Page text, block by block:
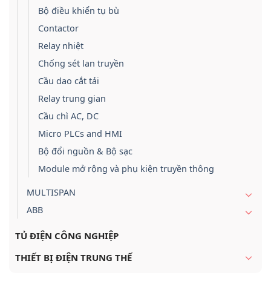
Bộ điều khiển tụ bù
Contactor
Relay nhiệt
Chống sét lan truyền
Cầu dao cắt tải
Relay trung gian
Cầu chì AC, DC
Micro PLCs and HMI
Bộ đổi nguồn & Bộ sạc
Module mở rộng và phụ kiện truyền thông
MULTISPAN
ABB
TỦ ĐIỆN CÔNG NGHIỆP
THIẾT BỊ ĐIỆN TRUNG THẾ